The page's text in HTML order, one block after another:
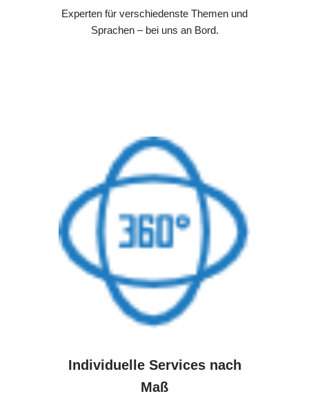
Experten für verschiedenste Themen und
Sprachen – bei uns an Bord.
Individuelle Services nach
Maß